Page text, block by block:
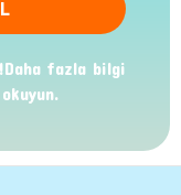
fazla bilgi
okuyun.